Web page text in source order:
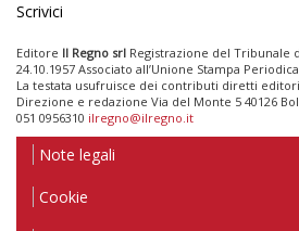
Scrivici
Editore Il Regno srl Registrazione del Tribunale
24.10.1957 Associato all’Unione Stampa
La testata usufruisce dei contributi diretti
Direzione e redazione Via del Monte 5 40126
051 0956310 ilregno@ilregno.it
Note legali
Cookie